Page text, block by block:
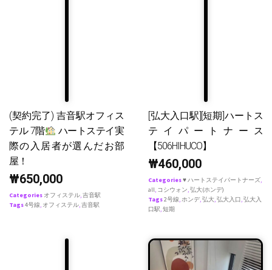
(契約完了) 吉音駅オフィス
テル 7階
ハートステイ実
際の入居者が選んだお部
屋！
₩650,000
Categories オフィステル,吉音駅
Tags4号線, オフィステル,吉音駅
[弘大入口駅][短期]ハートス
テイパートナース
【506HIHUCO】
₩460,000
Categories♥ ハートステイパートナーズ,
all, コシウォン,弘大(ホンデ)
Tags2号線,ホンデ,弘大,弘大入口,弘大入
口駅,短期